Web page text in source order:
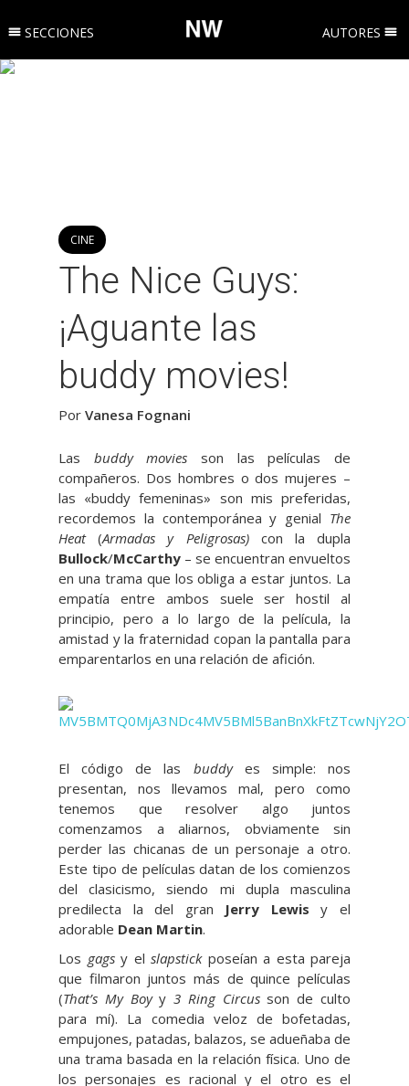
SECCIONES AUTORES
CINE
The Nice Guys:
¡Aguante las
buddy movies!
Por Vanesa Fognani
Las buddy movies son las películas de
compañeros. Dos hombres o dos mujeres –
las «buddy femeninas» son mis preferidas,
recordemos la contemporánea y genial The
Heat(Armadas y Peligrosas)con la dupla
Bullock/McCarthy – se encuentran envueltos
en una trama que los obliga a estar juntos. La
empatía entre ambos suele ser hostil al
principio, pero a lo largo de la película, la
amistad y la fraternidad copan la pantalla para
emparentarlos en una relación de afición.
El código de las buddy es simple: nos
presentan, nos llevamos mal, pero como
tenemos que resolver algo juntos
comenzamos a aliarnos, obviamente sin
perder las chicanas de un personaje a otro.
Este tipo de películas datan de los comienzos
del clasicismo, siendo mi dupla masculina
predilecta la del gran Jerry Lewis y el
adorable Dean Martin.
Los gagsy el slapstickposeían a esta pareja
que filmaron juntos más de quince películas
(That’s My Boyy3 Ring Circusson de culto
para mí). La comedia veloz de bofetadas,
empujones, patadas, balazos, se adueñaba de
una trama basada en la relación física. Uno de
los personajes es racional y el otro es el